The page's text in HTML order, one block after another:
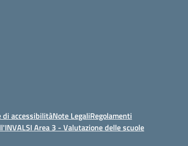
di accessibilitàNote LegaliRegolamenti
Area 3 - Valutazione delle scuole